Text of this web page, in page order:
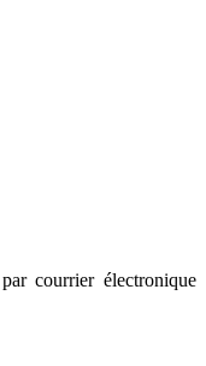
courrier électronique